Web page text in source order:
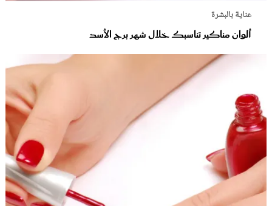
عناية بالبشرة
ألوان مناكير تناسبك خلال شهر برج الأسد